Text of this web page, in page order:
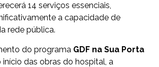
14 serviços essenciais,
a capacidade de
rede pública.
do programa GDF na Sua Porta
das obras do hospital, a